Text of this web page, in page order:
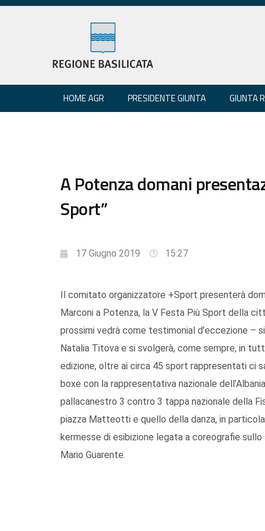
HOME AGR PRESIDENTE GIUNTA GIUNTA
A Potenza domani
Sport”
17 Giugno 2019 15:27
Il comitato organizzatore +Sport presenterà
Marconi a Potenza, la V Festa Più Sport della
prossimi vedrà come testimonial d’eccezione –
Natalia Titova e si svolgerà, come sempre, in
edizione, oltre ai circa 45 sport rappresentati ci
boxe con la rappresentativa nazionale
pallacanestro 3 contro 3 tappa nazionale della
piazza Matteotti e quello della danza, in
kermesse di esibizione legata a coreografie
Mario Guarente.